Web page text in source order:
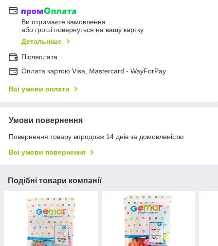
Ви отримаєте замовлення
або гроші повернуться на вашу картку
Детальніше
Післяплата
Оплата картою Visa, Mastercard - WayForPay
Всі умови оплати
Умови повернення
Повернення товару впродовж 14 днів за домовленістю
Всі умови повернення
Подібні товари компанії